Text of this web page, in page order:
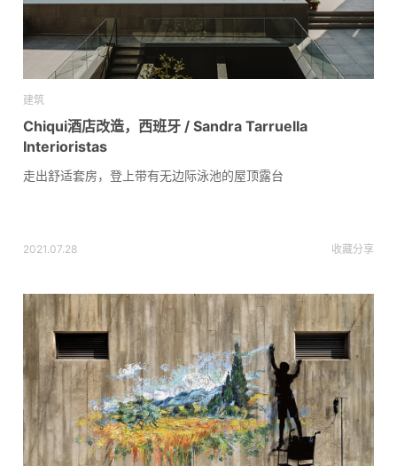
建筑
Chiqui酒店改造，西班牙 / Sandra Tarruella
Interioristas
走出舒适套房，登上带有无边际泳池的屋顶露台
2021.07.28 收藏分享